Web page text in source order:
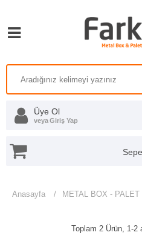
Giriş Yap
veya
Üye Ol
Anasayfa METAL BOX - PALET
Toplam 2 Ürün, 1-2